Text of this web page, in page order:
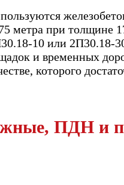
метра при толщине
10 или
и временных
которого
ПДН и